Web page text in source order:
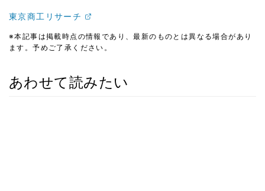
東京商工リサーチ
※本記事は掲載時点の情報であり、最新のものとは異なる場合があり
ます。予めご了承ください。
あわせて読みたい